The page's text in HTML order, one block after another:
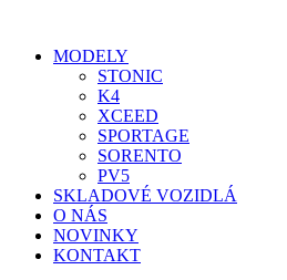
obsah
MODELY
STONIC
K4
XCEED
SPORTAGE
SORENTO
PV5
SKLADOVÉ VOZIDLÁ
O NÁS
NOVINKY
KONTAKT